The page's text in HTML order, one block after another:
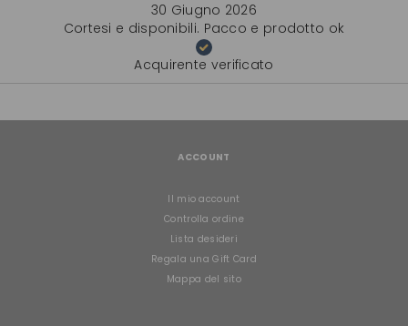
30 Giugno 2026
Cortesi e disponibili. Pacco e prodotto ok
Acquirente verificato
ACCOUNT
Il mio account
Controlla ordine
Lista desideri
Regala una Gift Card
Mappa del sito